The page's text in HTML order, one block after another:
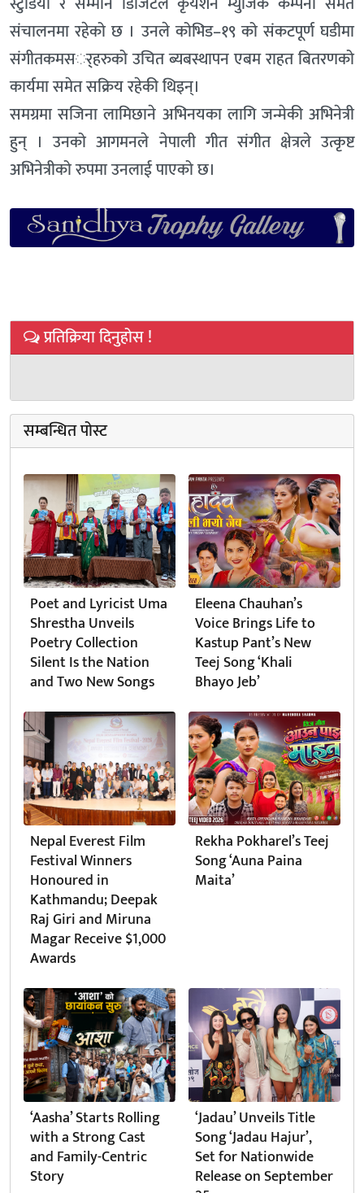
संचालनमा रहेको छ । उनले कोभिड–१९ को संकटपूर्ण घडीमा
संगीतकमसर््हरुको उचित ब्यबस्थापन एबम राहत बितरणको
कार्यमा समेत सक्रिय रहेकी थिइन्।
समग्रमा सजिना लामिछाने अभिनयका लागि जन्मेकी अभिनेत्री
हुन् । उनको आगमनले नेपाली गीत संगीत क्षेत्रले उत्कृष्ट
अभिनेत्रीको रुपमा उनलाई पाएको छ।
प्रतिक्रिया दिनुहोस !
सम्बन्धित पोस्ट
Poet and Lyricist Uma
Shrestha Unveils
Poetry Collection
Silent Is the Nation
and Two New Songs
Eleena Chauhan’s
Voice Brings Life to
Kastup Pant’s New
Teej Song ‘Khali
Bhayo Jeb’
Nepal Everest Film
Festival Winners
Honoured in
Kathmandu; Deepak
Raj Giri and Miruna
Magar Receive $1,000
Awards
Rekha Pokharel’s Teej
Song ‘Auna Paina
Maita’
‘Aasha’ Starts Rolling
with a Strong Cast
and Family-Centric
Story
‘Jadau’ Unveils Title
Song ‘Jadau Hajur’,
Set for Nationwide
Release on September